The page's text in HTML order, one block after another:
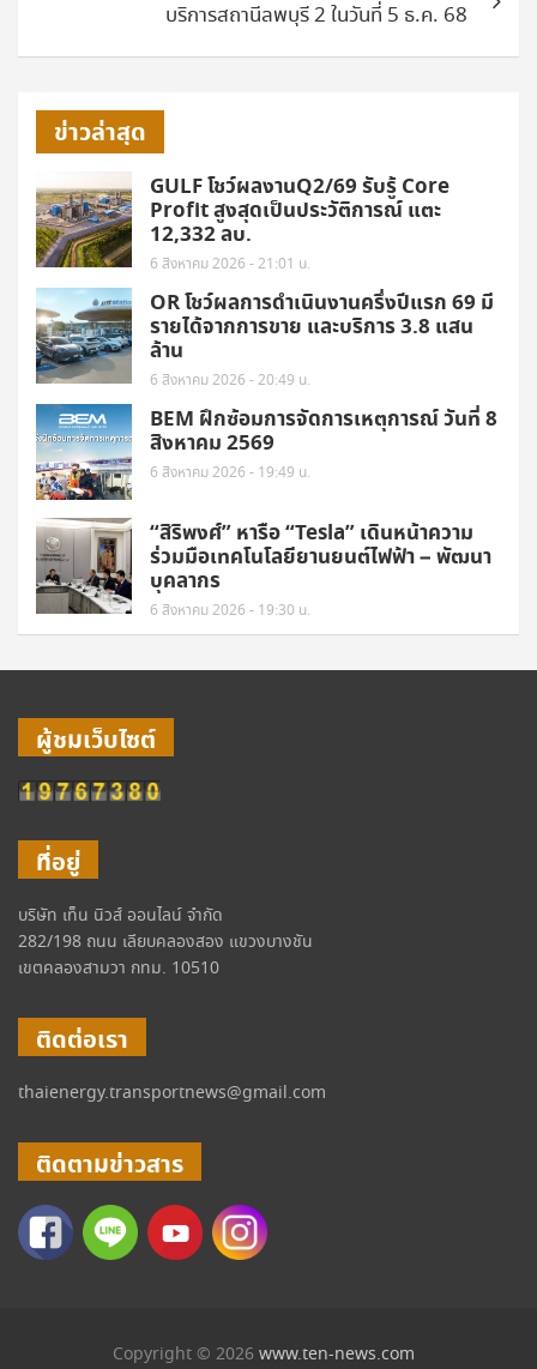
บริการสถานีลพบุรี 2 ในวันที่ 5 ธ.ค. 68
ข่าวล่าสุด
GULF โชว์ผลงานQ2/69 รับรู้ Core
Profit สูงสุดเป็นประวัติการณ์ แตะ
12,332 ลบ.
6 สิงหาคม 2026 - 21:01 น.
OR โชว์ผลการดำเนินงานครึ่งปีแรก 69 มี
รายได้จากการขาย และบริการ 3.8 แสน
ล้าน
6 สิงหาคม 2026 - 20:49 น.
BEM ฝึกซ้อมการจัดการเหตุการณ์ วันที่ 8
สิงหาคม 2569
6 สิงหาคม 2026 - 19:49 น.
“สิริพงศ์” หารือ “Tesla” เดินหน้าความ
ร่วมมือเทคโนโลยียานยนต์ไฟฟ้า – พัฒนา
บุคลากร
6 สิงหาคม 2026 - 19:30 น.
ผู้ชมเว็บไซต์
ที่อยู่
บริษัท เท็น นิวส์ ออนไลน์ จำกัด
282/198 ถนน เลียบคลองสอง แขวงบางชัน
เขตคลองสามวา กทม. 10510
ติดต่อเรา
thaienergy.transportnews@gmail.com
ติดตามข่าวสาร
Copyright © 2026 www.ten-news.com